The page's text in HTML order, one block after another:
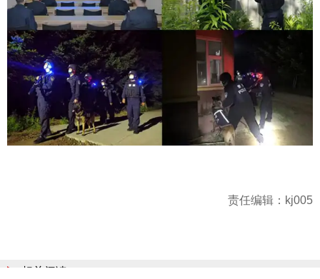
责任编辑：kj005
相关阅读